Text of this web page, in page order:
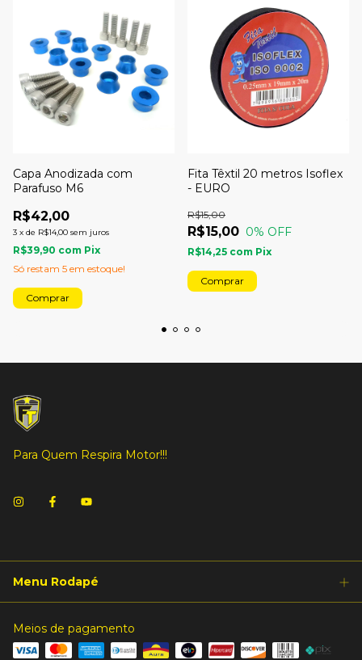
Capa Anodizada com
Parafuso M6
R$42,00
3 x de R$14,00 sem juros
R$39,90 com Pix
Só restam 5 em estoque!
Comprar
Fita Têxtil 20 metros Isoflex
- EURO
R$15,00
R$15,00
0% OFF
R$14,25 com Pix
Comprar
Para Quem Respira Motor!!!
Menu Rodapé
Meios de pagamento